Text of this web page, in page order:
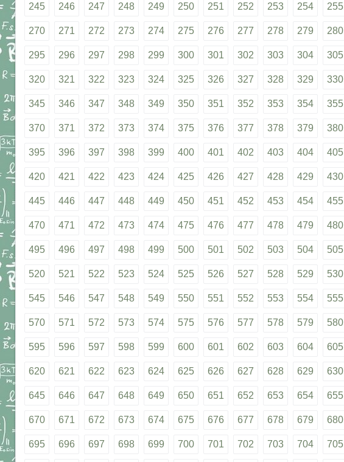
245 246 247 248 249 250 251 252 253 254 255
270 271 272 273 274 275 276 277 278 279 280
295 296 297 298 299 300 301 302 303 304 305
320 321 322 323 324 325 326 327 328 329 330
345 346 347 348 349 350 351 352 353 354 355
370 371 372 373 374 375 376 377 378 379 380
395 396 397 398 399 400 401 402 403 404 405
420 421 422 423 424 425 426 427 428 429 430
445 446 447 448 449 450 451 452 453 454 455
470 471 472 473 474 475 476 477 478 479 480
495 496 497 498 499 500 501 502 503 504 505
520 521 522 523 524 525 526 527 528 529 530
545 546 547 548 549 550 551 552 553 554 555
570 571 572 573 574 575 576 577 578 579 580
595 596 597 598 599 600 601 602 603 604 605
620 621 622 623 624 625 626 627 628 629 630
645 646 647 648 649 650 651 652 653 654 655
670 671 672 673 674 675 676 677 678 679 680
695 696 697 698 699 700 701 702 703 704 705